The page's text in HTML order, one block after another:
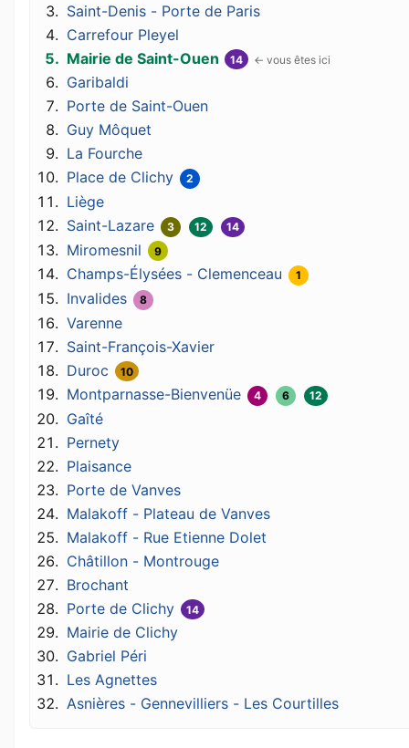
Saint-Denis - Porte de Paris
Carrefour Pleyel
Mairie de Saint-Ouen
14
Garibaldi
Porte de Saint-Ouen
Guy Môquet
La Fourche
Place de Clichy
2
Liège
Saint-Lazare
3 12 14
Miromesnil 9
Champs-Élysées - Clemenceau 1
Invalides 8
Varenne
Saint-François-Xavier
Duroc
10
Montparnasse-Bienvenüe 4 6 12
Gaîté
Pernety
Plaisance
Porte de Vanves
Malakoff - Plateau de Vanves
Malakoff - Rue Etienne Dolet
Châtillon - Montrouge
Brochant
Porte de Clichy
14
Mairie de Clichy
Gabriel Péri
Les Agnettes
Asnières - Gennevilliers - Les Courtilles